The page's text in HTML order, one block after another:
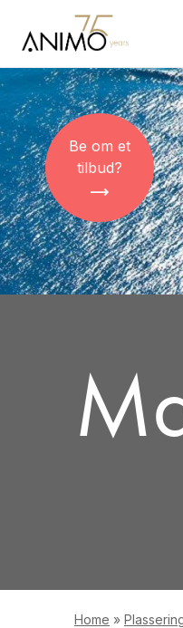
Home »
Be om et
tilbud?